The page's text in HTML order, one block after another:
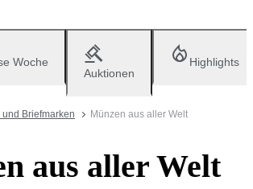
Woche
Auktionen
Highlights
und Briefmarken Münzen aus aller Welt
aus aller Welt